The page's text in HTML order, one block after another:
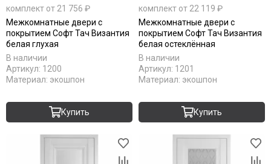
комплект от 21 756 ₽
Межкомнатные двери с
покрытием Софт Тач Византия
белая глухая
В наличии
Артикул: 1200
Материал: экошпон
Купить
комплект от 22 119 ₽
Межкомнатные двери с
покрытием Софт Тач Византия
белая остеклённая
В наличии
Артикул: 1201
Материал: экошпон
Купить